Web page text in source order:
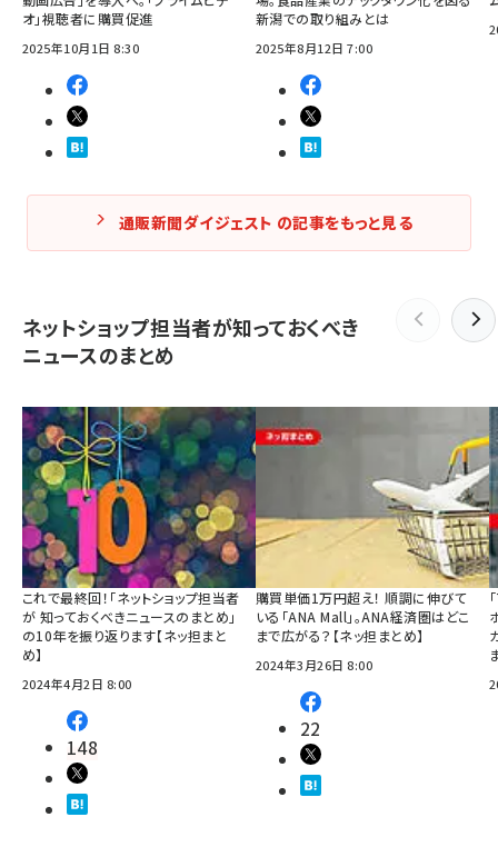
オ」視聴者に購買促進
2025年10月1日 8:30
新潟での取り組みとは
2025年8月12日 7:00
通販新聞ダイジェスト の記事をもっと見る
ネットショップ担当者が知っておくべき
ニュースのまとめ
これで最終回！「ネットショップ担当者
が 知っておくべきニュースのまとめ」
の10年を振り返ります【ネッ担まと
め】
2024年4月2日 8:00
148
購買単価1万円超え！ 順調に伸びて
いる「ANA Mall」。ANA経済圏はどこ
まで広がる？【ネッ担まとめ】
2024年3月26日 8:00
22